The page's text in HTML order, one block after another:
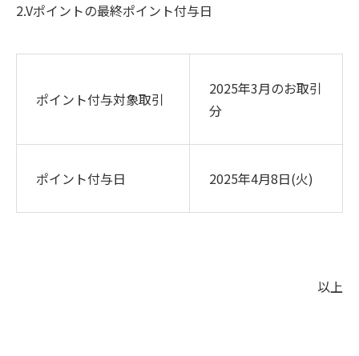
2.Vポイントの最終ポイント付与日
ポイント付与対象取引
2025年3月のお取引
分
ポイント付与日 2025年4月8日(火)
以上